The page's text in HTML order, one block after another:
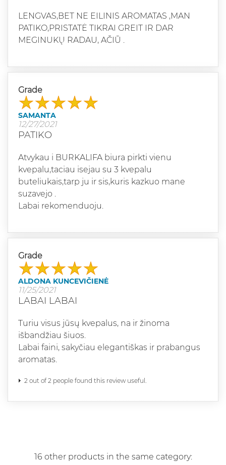
LENGVAS,BET NE EILINIS AROMATAS ,MAN
PATIKO,PRISTATĖ TIKRAI GREIT IR DAR
MEGINUKŲ RADAU, AČIŪ .
Grade
SAMANTA
12/27/2021
PATIKO
Atvykau i BURKALIFA biura pirkti vienu
kvepalu,taciau isejau su 3 kvepalu
buteliukais,tarp ju ir sis,kuris kazkuo mane
suzavejo .
Labai rekomenduoju.
Grade
ALDONA KUNCEVIČIENĖ
11/25/2021
LABAI LABAI
Turiu visus jūsų kvepalus, na ir žinoma
išbandžiau šiuos.
Labai faini, sakyčiau elegantiškas ir prabangus
aromatas.
2 out of 2 people found this review useful.
16 other products in the same category: